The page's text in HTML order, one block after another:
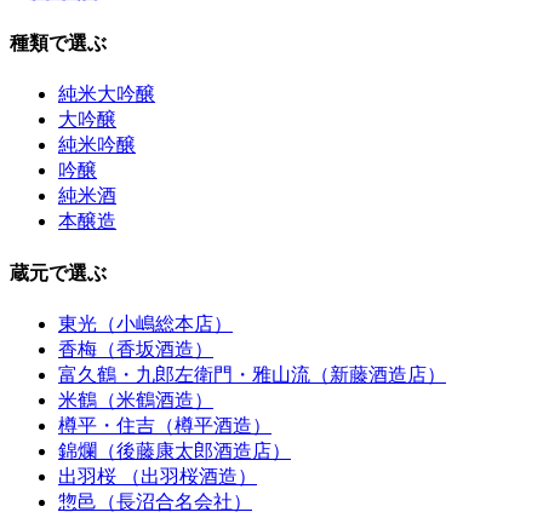
種類で選ぶ
純米大吟醸
大吟醸
純米吟醸
吟醸
純米酒
本醸造
蔵元で選ぶ
東光（小嶋総本店）
香梅（香坂酒造）
富久鶴・九郎左衛門・雅山流（新藤酒造店）
米鶴（米鶴酒造）
樽平・住吉（樽平酒造）
錦爛（後藤康太郎酒造店）
出羽桜 （出羽桜酒造）
惣邑（長沼合名会社）